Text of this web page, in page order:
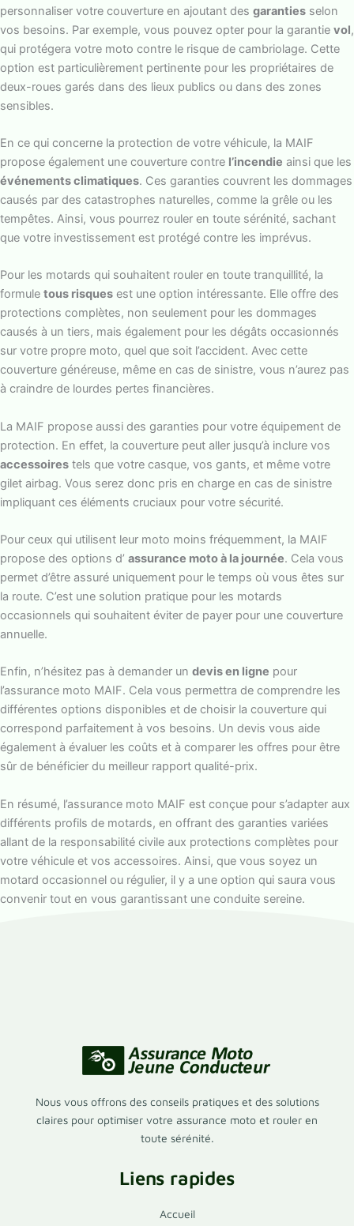
personnaliser votre couverture en ajoutant des garanties selon
vos besoins. Par exemple, vous pouvez opter pour la garantie vol,
qui protégera votre moto contre le risque de cambriolage. Cette
option est particulièrement pertinente pour les propriétaires de
deux-roues garés dans des lieux publics ou dans des zones
sensibles.
En ce qui concerne la protection de votre véhicule, la MAIF
propose également une couverture contre l’incendie ainsi que les
événements climatiques. Ces garanties couvrent les dommages
causés par des catastrophes naturelles, comme la grêle ou les
tempêtes. Ainsi, vous pourrez rouler en toute sérénité, sachant
que votre investissement est protégé contre les imprévus.
Pour les motards qui souhaitent rouler en toute tranquillité, la
formule tous risques est une option intéressante. Elle offre des
protections complètes, non seulement pour les dommages
causés à un tiers, mais également pour les dégâts occasionnés
sur votre propre moto, quel que soit l’accident. Avec cette
couverture généreuse, même en cas de sinistre, vous n’aurez pas
à craindre de lourdes pertes financières.
La MAIF propose aussi des garanties pour votre équipement de
protection. En effet, la couverture peut aller jusqu’à inclure vos
accessoires tels que votre casque, vos gants, et même votre
gilet airbag. Vous serez donc pris en charge en cas de sinistre
impliquant ces éléments cruciaux pour votre sécurité.
Pour ceux qui utilisent leur moto moins fréquemment, la MAIF
propose des options d’ assurance moto à la journée. Cela vous
permet d’être assuré uniquement pour le temps où vous êtes sur
la route. C’est une solution pratique pour les motards
occasionnels qui souhaitent éviter de payer pour une couverture
annuelle.
Enfin, n’hésitez pas à demander un devis en ligne pour
l’assurance moto MAIF. Cela vous permettra de comprendre les
différentes options disponibles et de choisir la couverture qui
correspond parfaitement à vos besoins. Un devis vous aide
également à évaluer les coûts et à comparer les offres pour être
sûr de bénéficier du meilleur rapport qualité-prix.
En résumé, l’assurance moto MAIF est conçue pour s’adapter aux
différents profils de motards, en offrant des garanties variées
allant de la responsabilité civile aux protections complètes pour
votre véhicule et vos accessoires. Ainsi, que vous soyez un
motard occasionnel ou régulier, il y a une option qui saura vous
convenir tout en vous garantissant une conduite sereine.
Nous vous offrons des conseils pratiques et des solutions
claires pour optimiser votre assurance moto et rouler en
toute sérénité.
Liens rapides
Accueil